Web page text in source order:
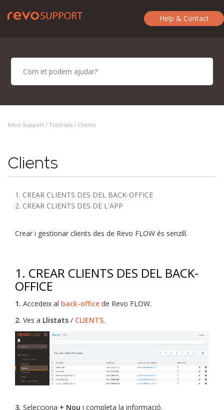
Help & Contact
Revo Support / Tutorials / Clients
Clients
1. CREAR CLIENTS DES DEL BACK-OFFICE
2. CREAR CLIENTS DES DE L'APP
Crear i gestionar clients des de Revo FLOW és senzill.
1. CREAR CLIENTS DES DEL BACK-
OFFICE
1. Accedeix al back-office de Revo FLOW.
2. Ves a Llistats / CLIENTS.
3. Selecciona + Nou i completa la informació.